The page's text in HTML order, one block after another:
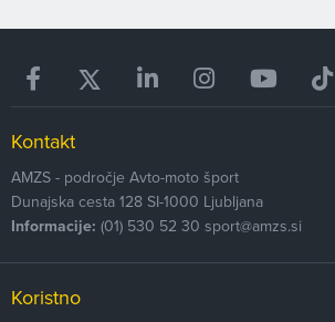
Kontakt
AMZS - področje Avto-moto šport
Dunajska cesta 128 SI-1000 Ljubljana
Informacije: (01) 530 52 30 sport@amzs.si
Koristno